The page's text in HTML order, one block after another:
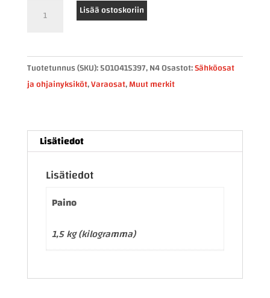
vilkun
5010415397
määrä
Lisää ostoskoriin
Tuotetunnus (SKU):5010415397, N4Osastot:Sähköosat
ja ohjainyksiköt,Varaosat,Muut merkit
Lisätiedot
Lisätiedot
Paino
1,5 kg (kilogramma)